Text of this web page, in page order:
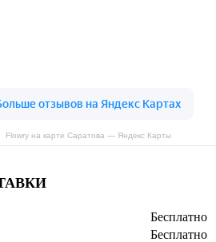
Flowry на карте Саратова — Яндекс Карты
Бесплатно
Бесплатно